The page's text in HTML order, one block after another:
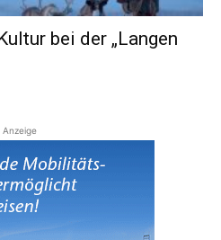
bei der „Langen
Anzeige